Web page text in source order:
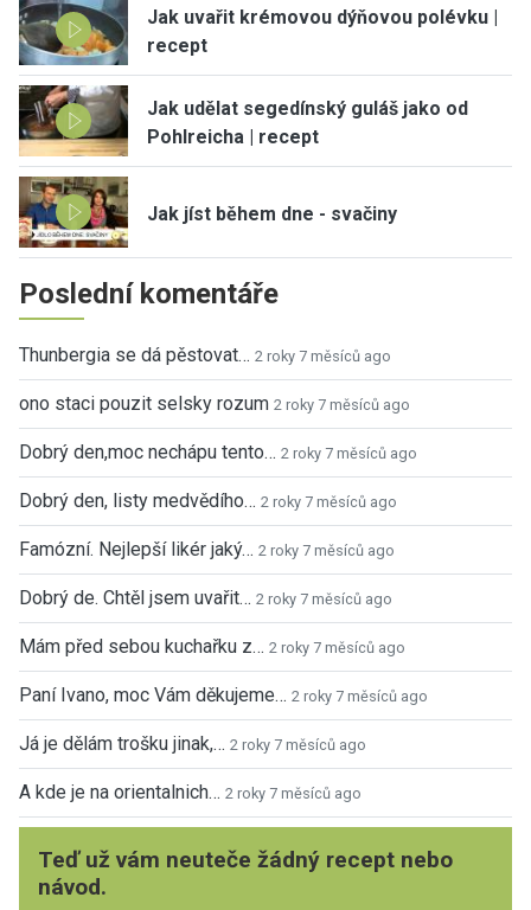
Jak uvařit krémovou dýňovou polévku |
recept
Jak udělat segedínský guláš jako od
Pohlreicha | recept
Jak jíst během dne - svačiny
Poslední komentáře
Thunbergia se dá pěstovat… 2 roky 7 měsíců ago
ono staci pouzit selsky rozum 2 roky 7 měsíců ago
Dobrý den,moc nechápu tento… 2 roky 7 měsíců ago
Dobrý den, listy medvědího… 2 roky 7 měsíců ago
Famózní. Nejlepší likér jaký… 2 roky 7 měsíců ago
Dobrý de. Chtěl jsem uvařit… 2 roky 7 měsíců ago
Mám před sebou kuchařku z… 2 roky 7 měsíců ago
Paní Ivano, moc Vám děkujeme… 2 roky 7 měsíců ago
Já je dělám trošku jinak,… 2 roky 7 měsíců ago
A kde je na orientalnich… 2 roky 7 měsíců ago
Teď už vám neuteče žádný recept nebo
návod.